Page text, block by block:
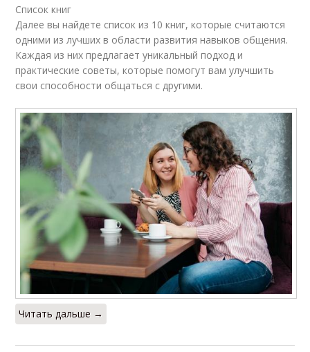
Список книг
Далее вы найдете список из 10 книг, которые считаются
одними из лучших в области развития навыков общения.
Каждая из них предлагает уникальный подход и
практические советы, которые помогут вам улучшить
свои способности общаться с другими.
Читать дальше →